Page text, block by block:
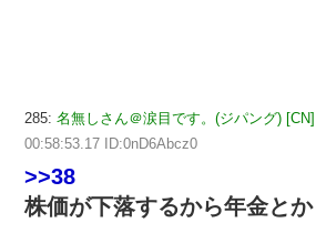
285: 名無しさん＠涙目です。(ジパング) [CN]
00:58:53.17 ID:0nD6Abcz0
>>38
株価が下落するから年金と